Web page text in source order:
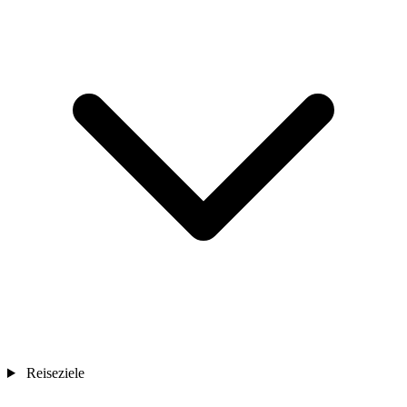
Reiseziele